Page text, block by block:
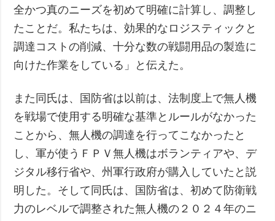
全かつ真のニーズを初めて明確に計算し、調整し
たことだ。私たちは、効果的なロジスティックと
調達コストの削減、十分な数の戦闘用品の製造に
向けた作業をしている」と伝えた。
また同氏は、国防省は以前は、法制度上で無人機
を戦場で使用する明確な基準とルールがなかった
ことから、無人機の調達を行ってこなかったと
し、軍が使うＦＰＶ無人機はボランティアや、デ
ジタル移行省や、州軍行政府が購入していたと説
明した。そして同氏は、国防省は、初めて防衛戦
力のレベルで調整された無人機の２０２４年のニ